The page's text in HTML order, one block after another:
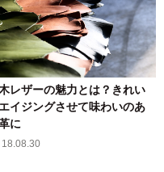
レザーの魅力とは？きれい
イジングさせて味わいのあ
に
18.08.30